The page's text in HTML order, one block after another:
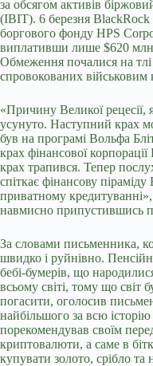
за обсягом активів
(IBIT). 6 березня BlackRock
боргового фонду HPS
виплативши лише $620 млн
Обмеження почалися на
спровокованих
«Причину Великої рецесії,
усунуто. Наступний крах
був на програмі Вольфа
крах фінансової
крах трапився. Тепер
спіткає фінансову
приватному
навмисно припустившись
За словами письменника,
швидко і руйнівно.
бебі-бумерів, що
всьому світі, тому що світ
погасити, оголосив
найбільшого за всю
порекомендував своїм
криптовалюти, а саме в
купувати золото, срібло та